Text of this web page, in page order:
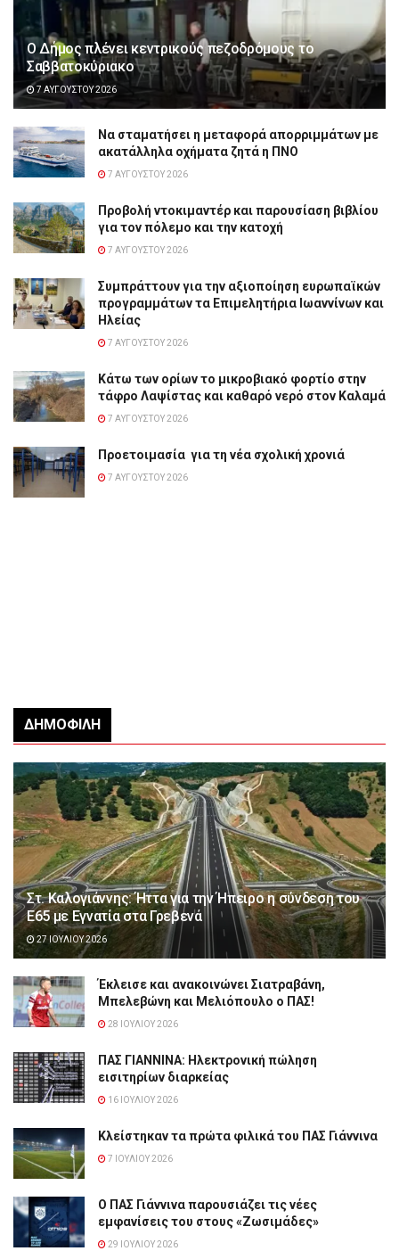
Ο Δήμος πλένει κεντρικούς πεζοδρόμους το
Σαββατοκύριακο
7 ΑΥΓΟΎΣΤΟΥ 2026
Να σταματήσει η μεταφορά απορριμμάτων με
ακατάλληλα οχήματα ζητά η ΠΝΟ
7 ΑΥΓΟΎΣΤΟΥ 2026
Προβολή ντοκιμαντέρ και παρουσίαση βιβλίου
για τον πόλεμο και την κατοχή
7 ΑΥΓΟΎΣΤΟΥ 2026
Συμπράττουν για την αξιοποίηση ευρωπαϊκών
προγραμμάτων τα Επιμελητήρια Ιωαννίνων και
Ηλείας
7 ΑΥΓΟΎΣΤΟΥ 2026
Κάτω των ορίων το μικροβιακό φορτίο στην
τάφρο Λαψίστας και καθαρό νερό στον Καλαμά
7 ΑΥΓΟΎΣΤΟΥ 2026
Προετοιμασία για τη νέα σχολική χρονιά
7 ΑΥΓΟΎΣΤΟΥ 2026
ΔΗΜΟΦΙΛΉ
Στ. Καλογιάννης: Ήττα για την Ήπειρο η σύνδεση του
Ε65 με Εγνατία στα Γρεβενά
27 ΙΟΥΛΊΟΥ 2026
Έκλεισε και ανακοινώνει Σιατραβάνη,
Μπελεβώνη και Μελιόπουλο ο ΠΑΣ!
28 ΙΟΥΛΊΟΥ 2026
ΠΑΣ ΓΙΑΝΝΙΝΑ: Hλεκτρονική πώληση
εισιτηρίων διαρκείας
16 ΙΟΥΛΊΟΥ 2026
Κλείστηκαν τα πρώτα φιλικά του ΠΑΣ Γιάννινα
7 ΙΟΥΛΊΟΥ 2026
Ο ΠΑΣ Γιάννινα παρουσιάζει τις νέες
εμφανίσεις του στους «Ζωσιμάδες»
29 ΙΟΥΛΊΟΥ 2026